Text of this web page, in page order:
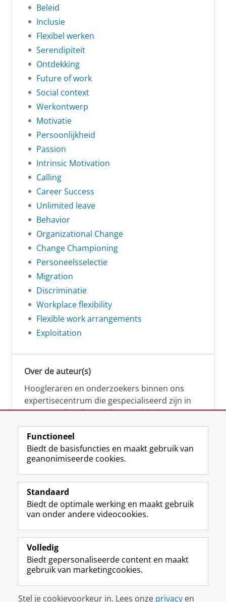
Beleid
Inclusie
Flexibel werken
Serendipiteit
Ontdekking
Future of work
Social context
Werkontwerp
Motivatie
Persoonlijkheid
Passion
Intrinsic Motivation
Calling
Career Success
Unlimited leave
Behavior
Organizational Change
Change Championing
Personeelsselectie
Migration
Discriminatie
Workplace flexibility
Flexible work arrangements
Exploitation
Over de auteur(s)
Hoogleraren en onderzoekers binnen ons
expertisecentrum die gespecialiseerd zijn in
samenwerken, innovatie, creativiteit,
diversiteit, leiderschap en ethisch gedrag.
Over deze blog
Via deze blog vertalen onze experts hun
(actuele) wetenschappelijke kennis naar
praktische, heldere en toegankelijke inzichten.
Disclaimer & Copyright
Functioneel
Biedt de basisfuncties en maakt gebruik van
geanonimiseerde cookies.
Standaard
Biedt de optimale werking en maakt gebruik
van onder andere videocookies.
Volledig
Biedt gepersonaliseerde content en maakt
gebruik van marketingcookies.
Stel je cookievoorkeur in. Lees onze privacy en